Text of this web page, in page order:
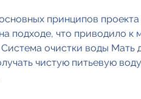
принципов проекта
подходе, что приводило к
Система очистки воды Мать
чистую питьевую